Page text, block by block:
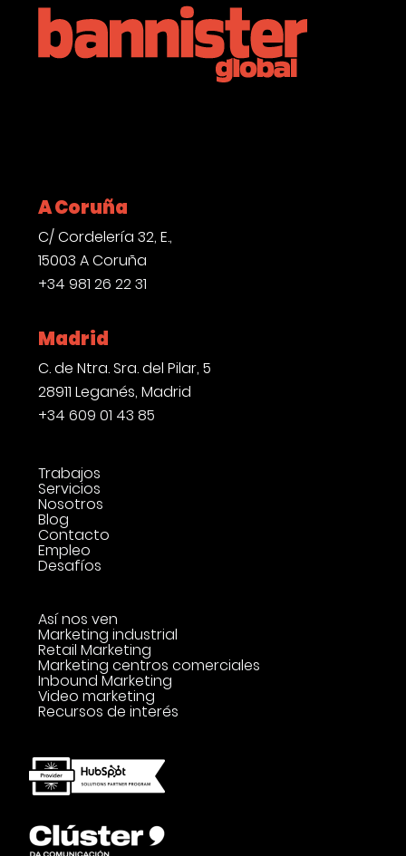
A Coruña
C/ Cordelería 32, E.,
15003 A Coruña
+34 981 26 22 31
Madrid
C. de Ntra. Sra. del Pilar, 5
28911 Leganés, Madrid
+34 609 01 43 85
Trabajos
Servicios
Nosotros
Blog
Contacto
Empleo
Desafíos
Así nos ven
Marketing industrial
Retail Marketing
Marketing centros comerciales
Inbound Marketing
Video marketing
Recursos de interés